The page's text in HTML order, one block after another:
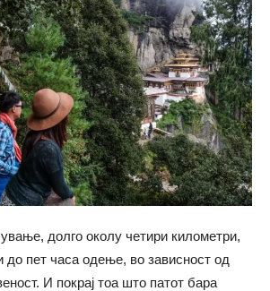
долго околу четири километри,
до пет часа одење, во зависност од
И покрај тоа што патот бара